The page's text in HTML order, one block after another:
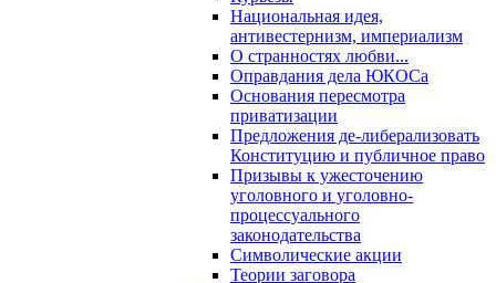
Национальная идея,
антивестернизм, империализм
О странностях любви...
Оправдания дела ЮКОСа
Основания пересмотра
приватизации
Предложения де-либерализовать
Конституцию и публичное право
Призывы к ужесточению
уголовного и уголовно-
процессуального
законодательства
Символические акции
Теории заговора